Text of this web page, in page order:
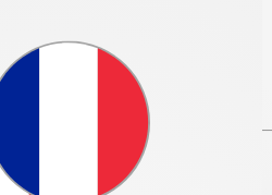
neuen Helios